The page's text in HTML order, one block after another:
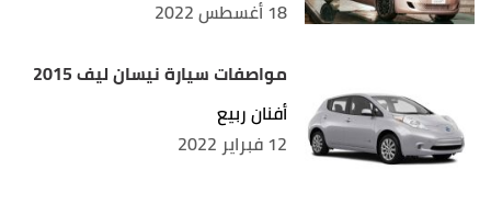
18 أغسطس 2022
مواصفات سيارة نيسان ليف 2015
أفنان ربيع
12 فبراير 2022